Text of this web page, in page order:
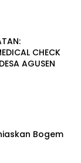
CHECK
Bogem